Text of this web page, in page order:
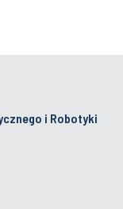
i Robotyki